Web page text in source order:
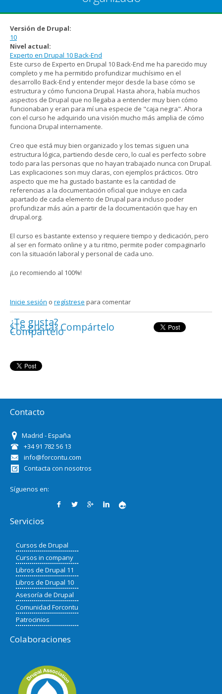
Versión de Drupal:
10
Nivel actual:
Experto en Drupal 10 Back-End
Este curso de Experto en Drupal 10 Back-End me ha parecido muy
completo y me ha permitido profundizar muchísimo en el
desarrollo Back-End y entender mejor desde la base cómo se
estructura y cómo funciona Drupal. Hasta ahora, había muchos
aspectos de Drupal que no llegaba a entender muy bien cómo
funcionaban y eran para mí una especie de "caja negra". Ahora
con el curso he adquirido una visión mucho más amplia de cómo
funciona Drupal internamente.
Creo que está muy bien organizado y los temas siguen una
estructura lógica, partiendo desde cero, lo cual es perfecto sobre
todo para las personas que no hayan trabajado nunca con Drupal.
Las explicaciones son muy claras, con ejemplos prácticos. Otro
aspecto que me ha gustado bastante es la cantidad de
referencias a la documentación oficial que incluye en cada
apartado de cada elemento de Drupal para incluso poder
profundizar más aún a partir de la documentación que hay en
drupal.org.
El curso es bastante extenso y requiere tiempo y dedicación, pero
al ser en formato online y a tu ritmo, permite poder compaginarlo
con la situación laboral y personal de cada uno.
¡Lo recomiendo al 100%!
Inicie sesión o regístrese para comentar
¿Te gusta?
Compártelo
¿Te gusta? Compártelo
Contacto
Madrid - España
+34 91 782 56 13
info@forcontu.com
Contacta con nosotros
Síguenos en:
Servicios
Cursos de Drupal
Cursos in company
Libros de Drupal 11
Libros de Drupal 10
Asesoría de Drupal
Comunidad Forcontu
Patrocinios
Colaboraciones